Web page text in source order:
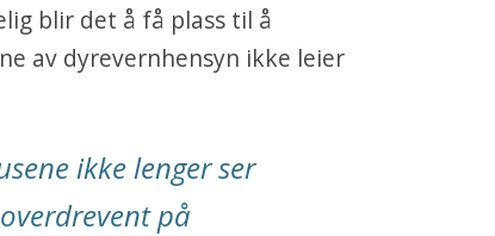
blir det å få plass til å
av dyrevernhensyn ikke leier
ikke lenger ser
på